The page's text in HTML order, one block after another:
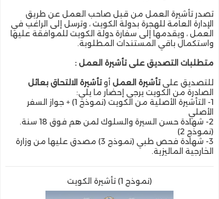
تصدر تأشيرة العمل من قبل صاحب العمل عن طريق
الإدارة العامة للهجرة بدولة الكويت ، وترسل إلى الراغب في
العمل ، ويقدمها إلى سفارة دولة الكويت للموافقة عليها
واستكمال باقي المستندات المطلوبة.
متطلبات التصديق على تأشيرة العمل :
للتصديق علىتأشيرة العمل أوتأشيرة الالتحاق بعائل
الصادرة من الكويت يرجى إحضار ما يلي:
1- التأشيرة الأصلية من الكويت (نموذج 1) + جواز السفر
الأصلي
2- شهادة حسن السيرة والسلوك
لمن هم فوق 18 سنة.
(نموذج 2)
3- شهادة فحص طبي (نموذج 3) مصدق عليها من وزارة
الخارجية الماليزية.
(نموذج 1) تأشيرة الكويت